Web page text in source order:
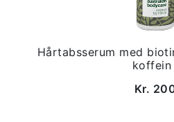
Hårtabsserum med
koffein
Kr.